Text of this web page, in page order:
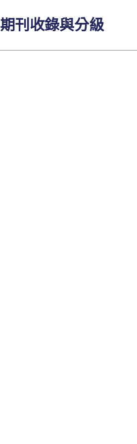
期刊收錄與分級